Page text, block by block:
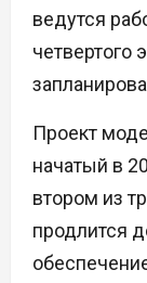
ведутся
четвертого
Проект
начатый в
втором из
продлится